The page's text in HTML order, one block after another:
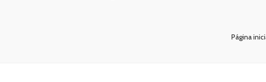
Página